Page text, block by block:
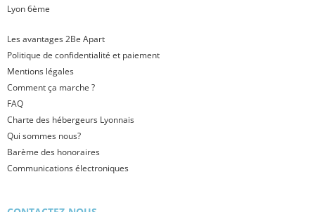
Lyon 6ème
Les avantages 2Be Apart
Politique de confidentialité et paiement
Mentions légales
Comment ça marche ?
FAQ
Charte des hébergeurs Lyonnais
Qui sommes nous?
Barème des honoraires
Communications électroniques